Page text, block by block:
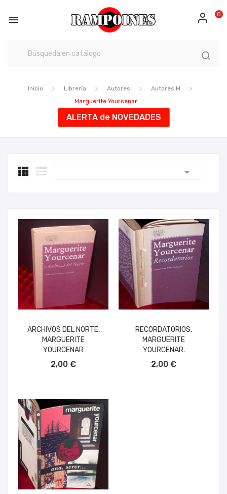
 0
Inicio Librería Autores
Autores M
Marguerite Yourcenar
ALERTA de NOVEDADES

ARCHIVOS DEL NORTE,
MARGUERITE
YOURCENAR
2,00 €
RECORDATORIOS,
MARGUERITE
YOURCENAR.
2,00 €